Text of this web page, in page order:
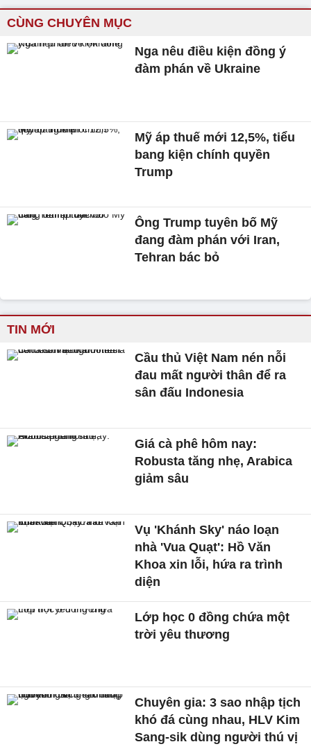
CÙNG CHUYÊN MỤC
Nga nêu điều kiện đồng ý
đàm phán về Ukraine
Mỹ áp thuế mới 12,5%, tiểu
bang kiện chính quyền
Trump
Ông Trump tuyên bố Mỹ
đang đàm phán với Iran,
Tehran bác bỏ
TIN MỚI
Cầu thủ Việt Nam nén nỗi
đau mất người thân để ra
sân đấu Indonesia
Giá cà phê hôm nay:
Robusta tăng nhẹ, Arabica
giảm sâu
Vụ 'Khánh Sky' náo loạn
nhà 'Vua Quạt': Hồ Văn
Khoa xin lỗi, hứa ra trình
diện
Lớp học 0 đồng chứa một
trời yêu thương
Chuyên gia: 3 sao nhập tịch
khó đá cùng nhau, HLV Kim
Sang-sik dùng người thú vị